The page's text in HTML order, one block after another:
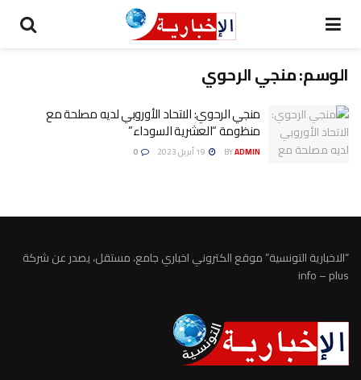
الوسم:منجي الرحوي
منجي الرحوي: الاتحاد الأوروبي لديه مصلحة مع
منظومة “العشرية السوداء”
BYADMIN
“الاخبارية التونسية” موقع الكتروني اخباري جامع، مستقل، يصدر عن شركة
info – plus